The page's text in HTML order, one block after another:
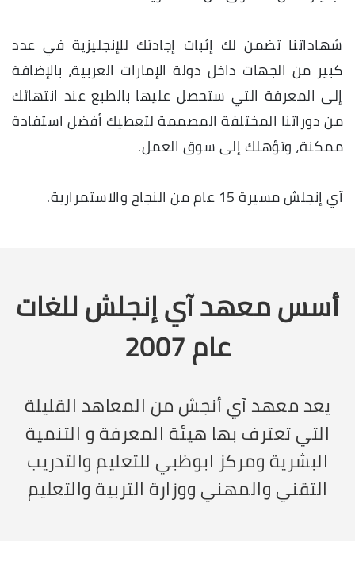
شهاداتنا تضمن لك إثبات إجادتك للإنجليزية في عدد
كبير من الجهات داخل دولة الإمارات العربية، بالإضافة
إلى المعرفة التي ستحصل عليها بالطبع عند انتهائك
من دوراتنا المختلفة المصممة لتعطيك أفضل استفادة
ممكنة، وتؤهلك إلى سوق العمل.
آي إنجلش مسيرة 15 عام من النجاح والاستمرارية.
أسس معهد آي إنجلش للغات
عام 2007
يعد معهد آي أنجش من المعاهد القليلة
التي تعترف بها هيئة المعرفة و التنمية
البشرية ومركز ابوظبي للتعليم والتدريب
التقني والمهني ووزارة التربية والتعليم